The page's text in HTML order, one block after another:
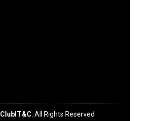
ClubIT&C. All Rights Reserved